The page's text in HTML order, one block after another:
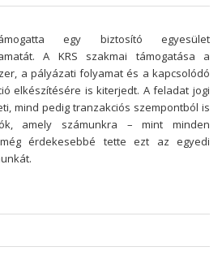
egy biztosító egyesület
A KRS szakmai támogatása a
a pályázati folyamat és a kapcsolódó
elkészítésére is kiterjedt. A feladat jogi
mind pedig tranzakciós szempontból is
amely számunkra – mint minden
érdekesebbé tette ezt az egyedi